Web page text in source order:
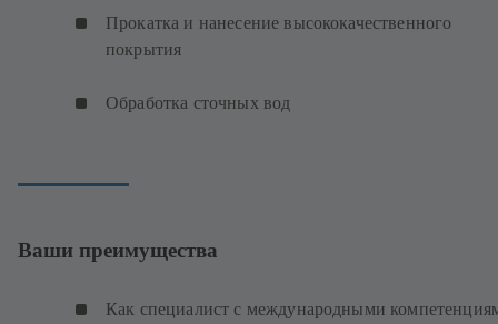
Прокатка и нанесение высококачественного
покрытия
Обработка сточных вод
Ваши преимущества
Как специалист с международными